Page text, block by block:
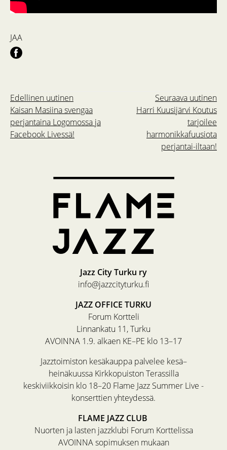
JAA
Seuraava uutinen
Harri Kuusijärvi Koutus
tarjoilee
harmonikkafuusiota
perjantai-iltaan!
Edellinen uutinen
Kaisan Masiina svengaa
perjantaina Logomossa ja
Facebook Livessä!
Jazz City Turku ry
info@jazzcityturku.fi
JAZZ OFFICE TURKU
Forum Kortteli
Linnankatu 11, Turku
AVOINNA 1.9. alkaen KE–PE klo 13–17
Jazztoimiston kesäkauppa palvelee kesä–
heinäkuussa Kirkkopuiston Terassilla
keskiviikkoisin klo 18–20 Flame Jazz Summer Live -
konserttien yhteydessä.
FLAME JAZZ CLUB
Nuorten ja lasten jazzklubi Forum Korttelissa
AVOINNA sopimuksen mukaan